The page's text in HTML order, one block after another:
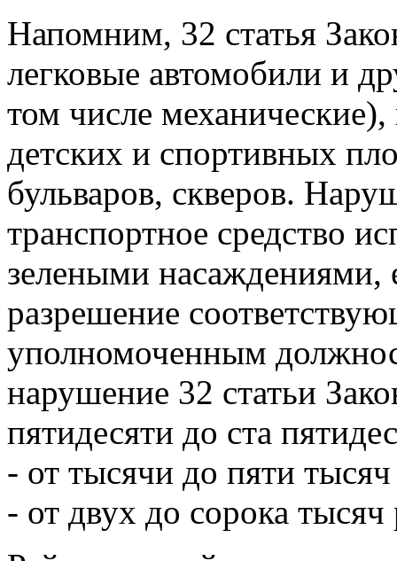
Напомним, 32 статья
легковые автомобили и
том числе
детских и спортивных
бульваров, скверов.
транспортное средство
зелеными насаждениями,
разрешение
уполномоченным
нарушение 32 статьи
пятидесяти до ста
- от тысячи до пяти
- от двух до сорока тысяч